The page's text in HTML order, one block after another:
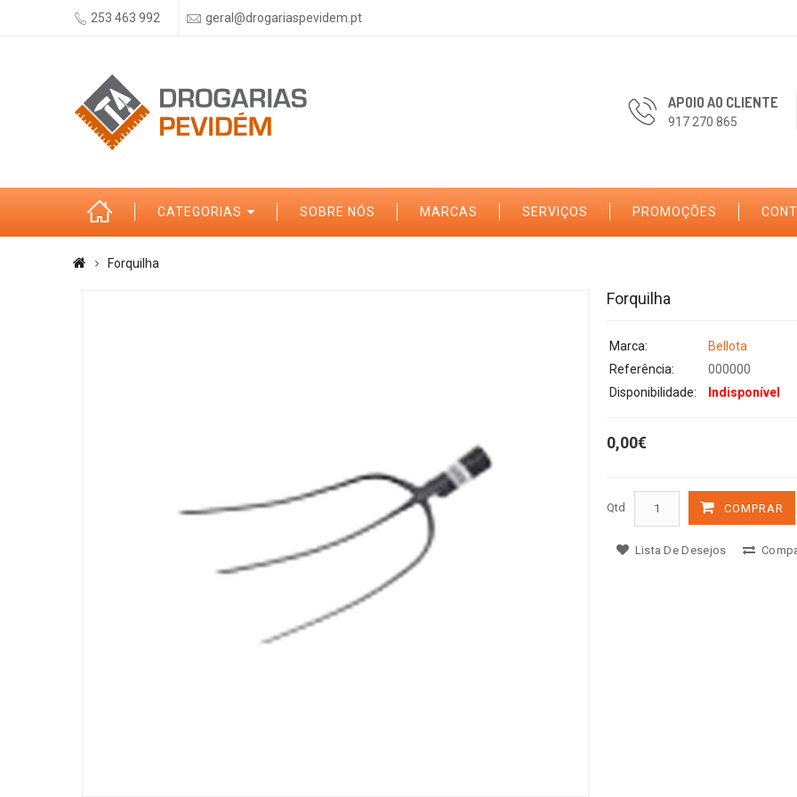
253 463 992 geral@drogariaspevidem.pt
APOIO AO CLIENTE
917 270 865
CATEGORIAS SOBRE NÓS MARCAS SERVIÇOS PROMOÇÕES
Forquilha
Forquilha
Marca:
Bellota
Referência:
000000
Disponibilidade:
Indisponível
0,00€
Qtd COMPRAR
Lista De Desejos